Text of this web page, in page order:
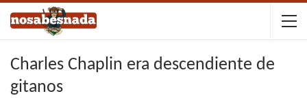
Charles Chaplin era descendiente de
gitanos